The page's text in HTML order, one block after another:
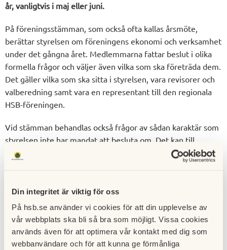
Din integritet är viktig för oss
På hsb.se använder vi cookies för att din upplevelse av
vår webbplats ska bli så bra som möjligt. Vissa cookies
används även för att optimera vår kontakt med dig som
webbanvändare och för att kunna ge förmånliga
år, vanligtvis i maj eller juni.
På föreningsstämman, som också ofta kallas årsmöte,
berättar styrelsen om föreningens ekonomi och verksamhet
under det gångna året. Medlemmarna fattar beslut i olika
formella frågor och väljer även vilka som ska företräda dem.
Det gäller vilka som ska sitta i styrelsen, vara revisorer och
valberedning samt vara en representant till den regionala
HSB-föreningen.
Vid stämman behandlas också frågor av sådan karaktär som
styrelsen inte har mandat att besluta om. Det kan till
exempel handla om väsentliga förändringar av föreningens
Motioner
Dessutom kan stämman ta ställning till inlämnade förslag
från medlemmar i föreningen, sådana förslag kallas
motioner. Om en majoritet av medlemmarna som deltar vid